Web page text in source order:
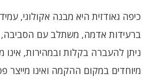
כיפה גאודזית היא מבנה אקולוגי,
ברעידות אדמה, משתלב עם הסביבה,
ניתן להעברה בקלות ובמהירות, אינו
מיוחדים במקום ההקמה ואינו מייצר